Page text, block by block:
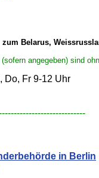
Belarus,
angegeben) sind
Do, Fr 9-12 Uhr
in Berlin